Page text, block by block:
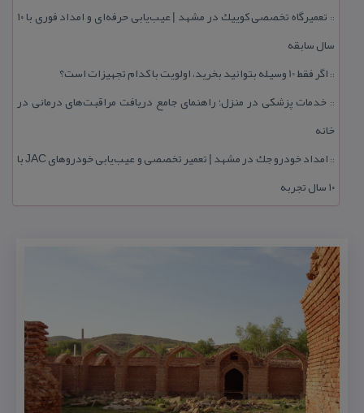
::
تعمیرگاه تخصصی كوییك در مشهد | عیب‌یابی حرفه‌ای و امداد فوری با ۱۰
سال سابقه
:: اگر فقط 10 وسیله بتوانید بخرید، اولویت با كدام تجهیزات است؟
:: خدمات پزشكی در منزل؛ راهنمای جامع دریافت مراقبت‌های درمانی در
خانه
::
امداد خودرو جك در مشهد | تعمیر تخصصی و عیب‌یابی خودروهای JAC با
۱۰ سال تجربه